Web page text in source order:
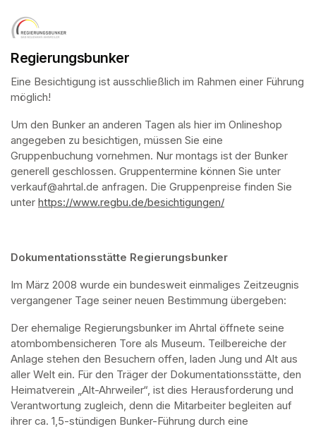
Regierungsbunker
Eine Besichtigung ist ausschließlich im Rahmen einer Führung
möglich!
Um den Bunker an anderen Tagen als hier im Onlineshop
angegeben zu besichtigen, müssen Sie eine
Gruppenbuchung vornehmen. Nur montags ist der Bunker
generell geschlossen. Gruppentermine können Sie unter
verkauf@ahrtal.de anfragen. Die Gruppenpreise finden Sie
unter https://www.regbu.de/besichtigungen/
Dokumentationsstätte Regierungsbunker
Im März 2008 wurde ein bundesweit einmaliges Zeitzeugnis
vergangener Tage seiner neuen Bestimmung übergeben:
Der ehemalige Regierungsbunker im Ahrtal öffnete seine
atombombensicheren Tore als Museum. Teilbereiche der
Anlage stehen den Besuchern offen, laden Jung und Alt aus
aller Welt ein. Für den Träger der Dokumentationsstätte, den
Heimatverein „Alt-Ahrweiler“, ist dies Herausforderung und
Verantwortung zugleich, denn die Mitarbeiter begleiten auf
ihrer ca. 1,5-stündigen Bunker-Führung durch eine